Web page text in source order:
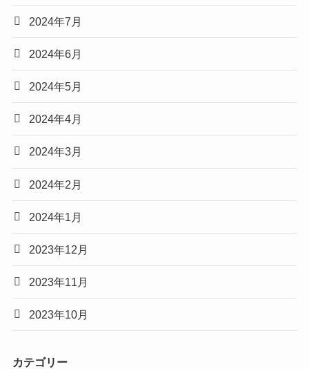
2024年7月
2024年6月
2024年5月
2024年4月
2024年3月
2024年2月
2024年1月
2023年12月
2023年11月
2023年10月
カテゴリー